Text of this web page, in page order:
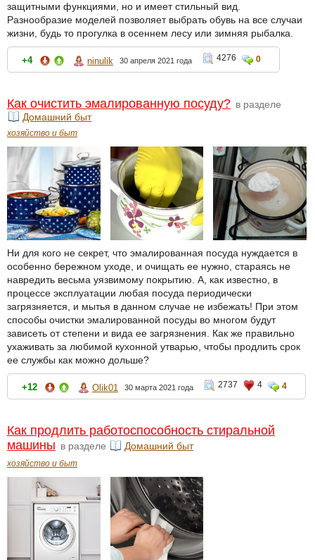
защитными функциями, но и имеет стильный вид.
Разнообразие моделей позволяет выбрать обувь на все случаи
жизни, будь то прогулка в осеннем лесу или зимняя рыбалка.
+4 ninulik 30 апреля 2021 года 4276 0
Как очистить эмалированную посуду? в разделе
Домашний быт
хозяйство и быт
Ни для кого не секрет, что эмалированная посуда нуждается в
особенно бережном уходе, и очищать ее нужно, стараясь не
навредить весьма уязвимому покрытию. А, как известно, в
процессе эксплуатации любая посуда периодически
загрязняется, и мытья в данном случае не избежать! При этом
способы очистки эмалированной посуды во многом будут
зависеть от степени и вида ее загрязнения. Как же правильно
ухаживать за любимой кухонной утварью, чтобы продлить срок
ее службы как можно дольше?
+12 Olik01 30 марта 2021 года 2737 4 4
Как продлить работоспособность стиральной
машины в разделе Домашний быт
хозяйство и быт